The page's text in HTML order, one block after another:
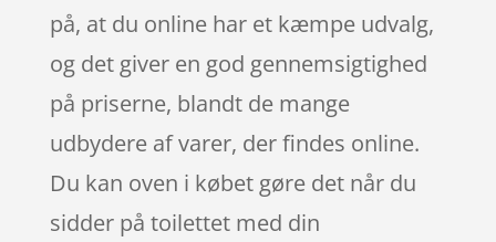
på, at du online har et kæmpe udvalg,
og det giver en god gennemsigtighed
på priserne, blandt de mange
udbydere af varer, der findes online.
Du kan oven i købet gøre det når du
sidder på toilettet med din